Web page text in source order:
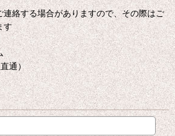
絡する場合がありますので、その際はご
す
通）